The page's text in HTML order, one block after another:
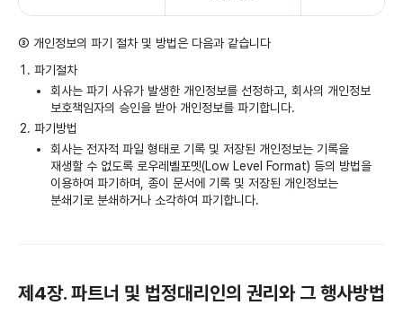
③ 개인정보의 파기 절차 및 방법은 다음과 같습니다
파기절차
회사는 파기 사유가 발생한 개인정보를 선정하고, 회사의 개인정보
보호책임자의 승인을 받아 개인정보를 파기합니다.
파기방법
회사는 전자적 파일 형태로 기록 및 저장된 개인정보는 기록을
재생할 수 없도록 로우레벨포멧(Low Level Format) 등의 방법을
이용하여 파기하며, 종이 문서에 기록 및 저장된 개인정보는
분쇄기로 분쇄하거나 소각하여 파기합니다.
제4장. 파트너 및 법정대리인의 권리와 그 행사방법